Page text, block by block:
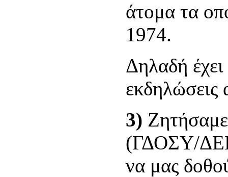
άτομα τα
1974.
Δηλαδή
εκδηλώσεις
3)
(ΓΔΟΣΥ/
να μας